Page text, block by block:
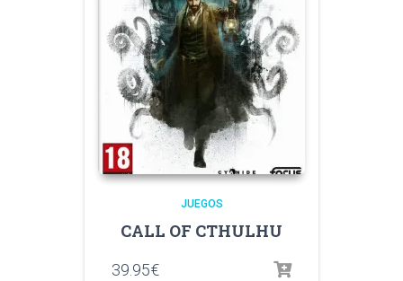
JUEGOS
CALL OF CTHULHU
39.95€